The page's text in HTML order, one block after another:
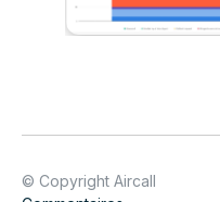
© Copyright Aircall